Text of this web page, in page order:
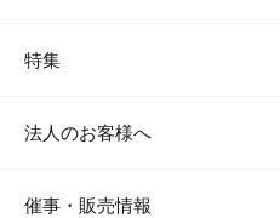
特集
法人のお客様へ
催事・販売情報